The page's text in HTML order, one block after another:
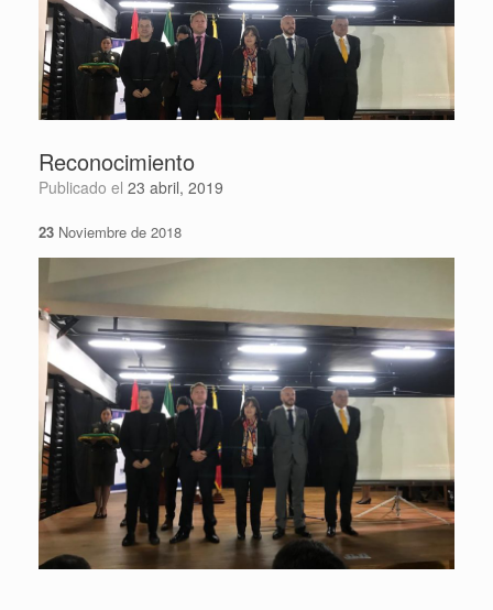
Reconocimiento
Publicado el 23 abril, 2019
23 Noviembre de 2018